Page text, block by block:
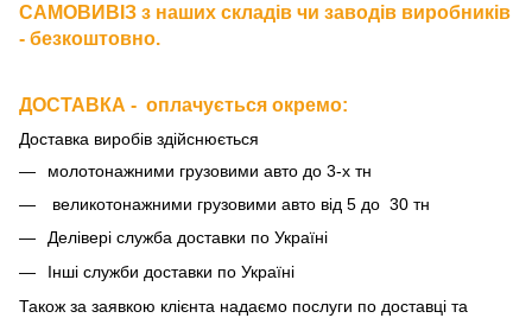
САМОВИВІЗ з наших складів чи заводів виробників
- безкоштовно.
ДОСТАВКА - оплачується окремо:
Доставка виробів здійснюється
молотонажними грузовими авто до 3-х тн
великотонажними грузовими авто від 5 до 30 тн
Делівері служба доставки по Україні
Інші служби доставки по Україні
Також за заявкою клієнта надаємо послуги по доставці та